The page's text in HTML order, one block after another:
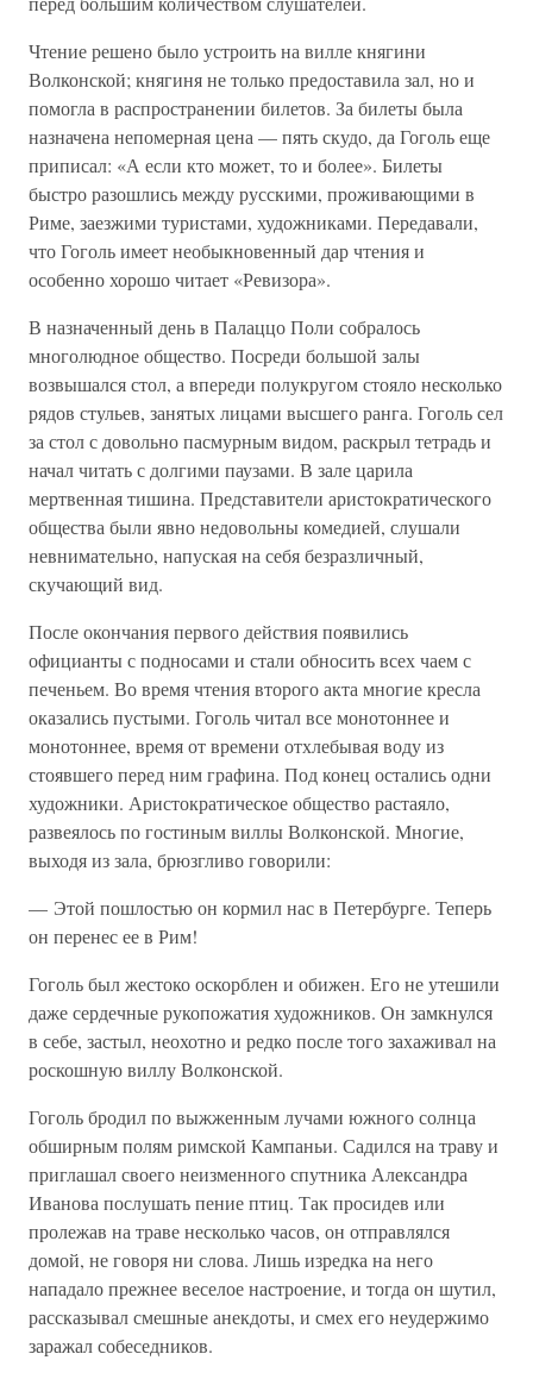
Чтение решено было устроить на вилле княгини
Волконской; княгиня не только предоставила зал, но и
помогла в распространении билетов. За билеты была
назначена непомерная цена — пять скудо, да Гоголь еще
приписал: «А если кто может, то и более». Билеты
быстро разошлись между русскими, проживающими в
Риме, заезжими туристами, художниками. Передавали,
что Гоголь имеет необыкновенный дар чтения и
особенно хорошо читает «Ревизора».
В назначенный день в Палаццо Поли собралось
многолюдное общество. Посреди большой залы
возвышался стол, а впереди полукругом стояло несколько
рядов стульев, занятых лицами высшего ранга. Гоголь сел
за стол с довольно пасмурным видом, раскрыл тетрадь и
начал читать с долгими паузами. В зале царила
мертвенная тишина. Представители аристократического
общества были явно недовольны комедией, слушали
невнимательно, напуская на себя безразличный,
скучающий вид.
После окончания первого действия появились
официанты с подносами и стали обносить всех чаем с
печеньем. Во время чтения второго акта многие кресла
оказались пустыми. Гоголь читал все монотоннее и
монотоннее, время от времени отхлебывая воду из
стоявшего перед ним графина. Под конец остались одни
художники. Аристократическое общество растаяло,
развеялось по гостиным виллы Волконской. Многие,
выходя из зала, брюзгливо говорили:
— Этой пошлостью он кормил нас в Петербурге. Теперь
он перенес ее в Рим!
Гоголь был жестоко оскорблен и обижен. Его не утешили
даже сердечные рукопожатия художников. Он замкнулся
в себе, застыл, неохотно и редко после того захаживал на
роскошную виллу Волконской.
Гоголь бродил по выжженным лучами южного солнца
обширным полям римской Кампаньи. Садился на траву и
приглашал своего неизменного спутника Александра
Иванова послушать пение птиц. Так просидев или
пролежав на траве несколько часов, он отправлялся
домой, не говоря ни слова. Лишь изредка на него
нападало прежнее веселое настроение, и тогда он шутил,
рассказывал смешные анекдоты, и смех его неудержимо
заражал собеседников.